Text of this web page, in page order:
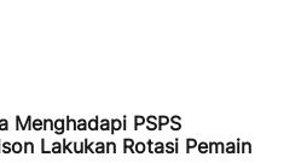
Menghadapi PSPS
Lakukan Rotasi Pemain